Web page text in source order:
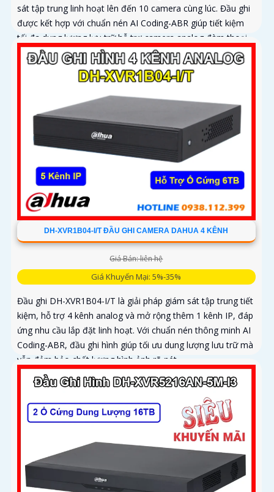
sát tập trung linh hoạt lên đến 10 camera cùng lúc. Đầu ghi
được kết hợp với chuẩn nén AI Coding-ABR giúp tiết kiệm
tối đa dung lượng lưu trữ hỗ trợ camera analog đàm thoại
hai chiều tiện lợi có khe ổ cứng lên đến 6TB mang đến giải
pháp an ninh toàn diện giá rẻ
DH-XVR1B04-I/T ĐẦU GHI CAMERA DAHUA 4 KÊNH
Giá Bán: liên hệ
Giá Khuyến Mại: 5%-35%
Đầu ghi DH-XVR1B04-I/T là giải pháp giám sát tập trung tiết
kiệm, hỗ trợ 4 kênh analog và mở rộng thêm 1 kênh IP, đáp
ứng nhu cầu lắp đặt linh hoạt. Với chuẩn nén thông minh AI
Coding-ABR, đầu ghi hình giúp tối ưu dung lượng lưu trữ mà
vẫn đảm bảo chất lượng hình ảnh rõ nét